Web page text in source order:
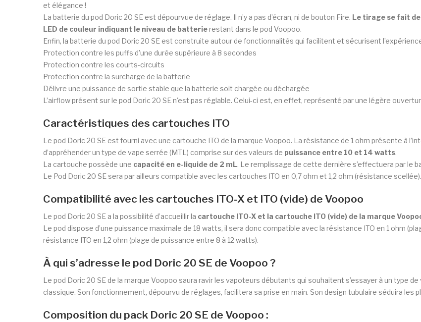
et élégance !
La batterie du pod Doric 20 SE est dépourvue de réglage. Il n’y a pas d’écran, ni de bouton Fire. Le tirage se fait
LED de couleur indiquant le niveau de batterierestant dans le pod Voopoo.
Enfin, la batterie du pod Doric 20 SE est construite autour de fonctionnalités qui facilitent et sécurisent
Protection contre les puffs d’une durée supérieure à 8 secondes
Protection contre les courts-circuits
Protection contre la surcharge de la batterie
Délivre une puissance de sortie stable que la batterie soit chargée ou déchargée
L’airflow présent sur le pod Doric 20 SE n'est pas réglable. Celui-ci est, en effet, représenté par une légère
Caractéristiques des cartouches ITO
Le pod Doric 20 SE est fourni avec une cartouche ITO de la marque Voopoo. La résistance de 1 ohm présente à
d’appréhender un type de vape serrée (MTL) comprise sur des valeurs de puissance entre 10 et 14 watts.
La cartouche possède une capacité en e-liquide de 2 mL. Le remplissage de cette dernière s’effectuera par le
Le Pod Doric 20 SE sera par ailleurs compatible avec les cartouches ITO en 0,7 ohm et 1,2 ohm (résistance scellée).
Compatibilité avec les cartouches ITO-X et ITO (vide) de Voopoo
Le pod Doric 20 SE a la possibilité d’accueillir la cartouche ITO-X et la cartouche ITO (vide) de la marque
Le pod dispose d’une puissance maximale de 18 watts, il sera donc compatible avec la résistance ITO en 1 ohm
résistance ITO en 1,2 ohm (plage de puissance entre 8 à 12 watts).
À qui s’adresse le pod Doric 20 SE de Voopoo ?
Le pod Doric 20 SE de la marque Voopoo saura ravir les vapoteurs débutants qui souhaitent s’essayer à un type
classique. Son fonctionnement, dépourvu de réglages, facilitera sa prise en main. Son design tubulaire séduira
Composition du pack Doric 20 SE de Voopoo :